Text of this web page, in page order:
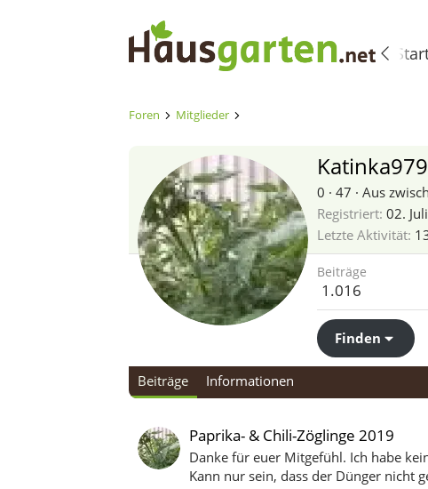
Foren Mitglieder
Katinka979
0 · 47 · Aus
Registriert 02.
Letzte Aktivität
Beiträge
1.016
Finden
Beiträge Informationen
Paprika- & Chili-Zöglinge 2019
Danke für euer Mitgefühl. Ich habe
Kann nur sein, dass der Dünger nicht